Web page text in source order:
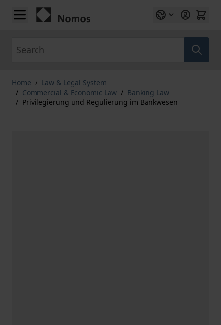
Skip to Content
Home / Law & Legal System
/ Commercial & Economic Law / Banking Law
/ Privilegierung und Regulierung im Bankwesen